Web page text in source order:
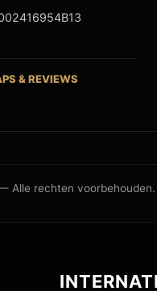
& REVIEWS
Alle rechten voorbehouden.